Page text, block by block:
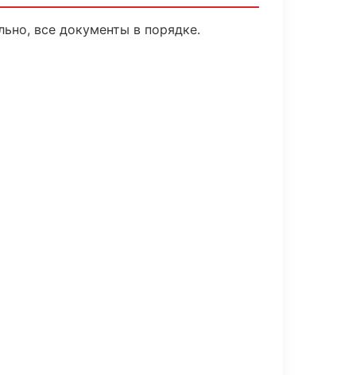
все документы в порядке.